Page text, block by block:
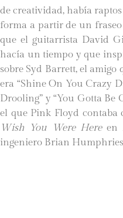
de creatividad, había
forma a partir de un
que el guitarrista David
hacía un tiempo y que
sobre Syd Barrett, el amigo
era “Shine On You Crazy
Drooling” y “You Gotta Be
el que Pink Floyd contaba
Wish You Were Hereen
ingeniero Brian